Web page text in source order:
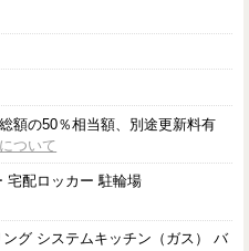
額の50％相当額、別途更新料有
ついて
宅配ロッカー 駐輪場
グ システムキッチン（ガス） バ